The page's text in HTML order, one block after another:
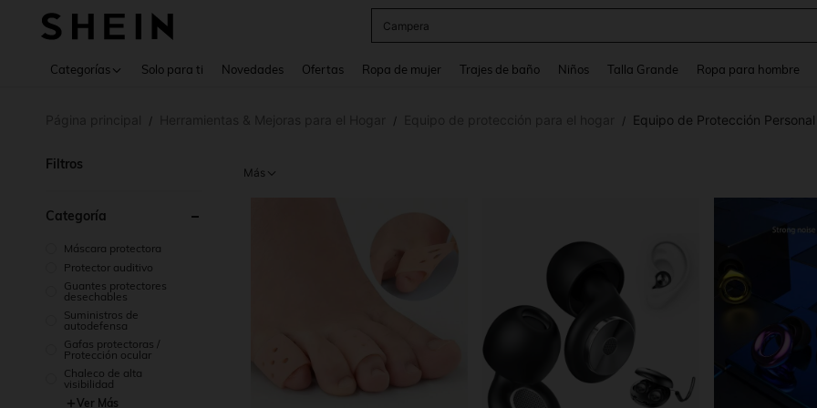
Campera
Categorías Solo para ti Novedades Ofertas Ropa de mujer Trajes de baño Niños Talla Grande Ropa para hombre
/ / / Equipo de Protección Personal
Filtros
Categoría
Máscara protectora
Protector auditivo
Guantes protectores
desechables
Suministros de
autodefensa
Gafas protectoras /
Protección ocular
Chaleco de alta
visibilidad
Ver Más
Más